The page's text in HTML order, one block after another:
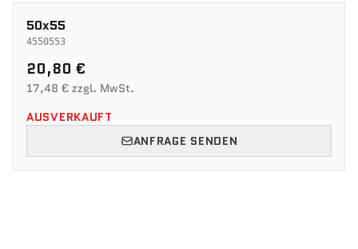
50x55
4550553
20,80 €
17,48 € zzgl. MwSt.
AUSVERKAUFT
ANFRAGE SENDEN